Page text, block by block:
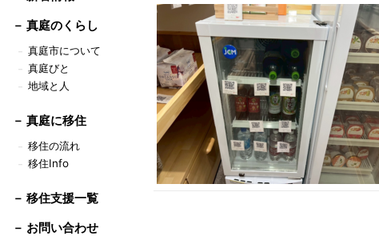
－ 真庭のくらし
－ 真庭市について
－ 真庭びと
－ 地域と人
－ 真庭に移住
－ 移住の流れ
－ 移住Info
－ 移住支援一覧
－ お問い合わせ